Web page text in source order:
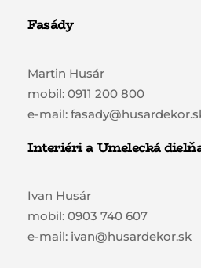
Fasády
Martin Husár
mobil: 0911 200 800
e-mail:
Interiéri a Umelecká
Ivan Husár
mobil: 0903 740 607
e-mail: ivan@husardekor.sk